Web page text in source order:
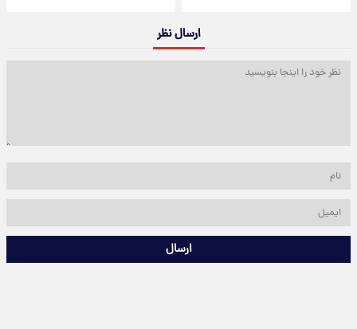
ارسال نظر
ارسال